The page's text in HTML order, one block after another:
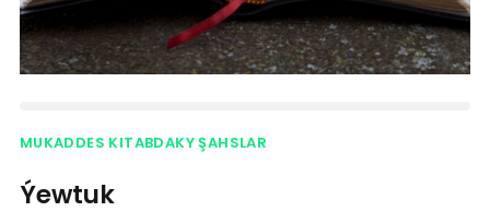
MUKADDES KITABDAKY ŞAHSLAR
Ýewtuk